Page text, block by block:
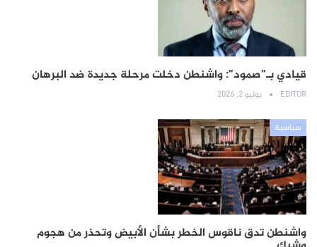
قيادي بـ”صمود”: واشنطن دخلت مرحلة جديدة ضد البرهان
EDITOR يوليو 2, 2026
سياسية
واشنطن تدق ناقوس الخطر بشأن الأبيض وتحذر من هجوم